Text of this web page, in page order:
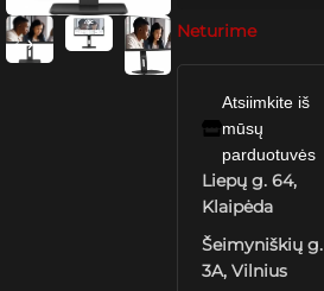
Neturime
Atsiimkite iš
mūsų
parduotuvės
Liepų g. 64,
Klaipėda
Šeimyniškių g.
3A, Vilnius